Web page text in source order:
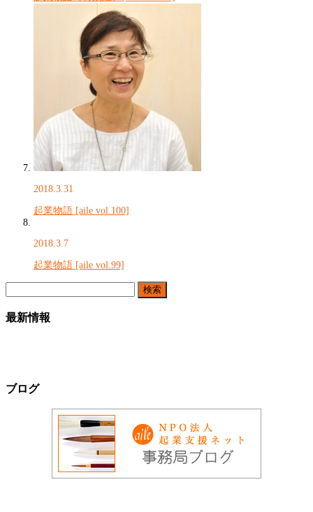
2018.3.31
起業物語 [aile vol.100]
2018.3.7
起業物語 [aile vol.99]
索:
最新情報
ブログ